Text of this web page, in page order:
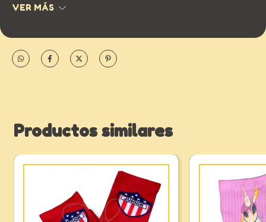
🧦Talla única.
VER MÁS
Productos similares